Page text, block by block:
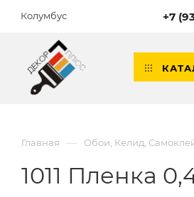
Колумбус +7
Главная — Обои, Келид,
1011 Пленка